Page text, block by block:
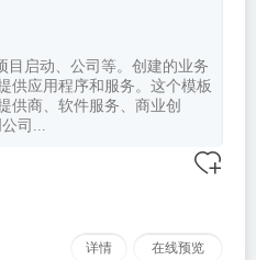
目启动、公司等。创建的业务
供应用程序和服务。这个模板
供商、软件服务、商业创
司...
详情 在线预览